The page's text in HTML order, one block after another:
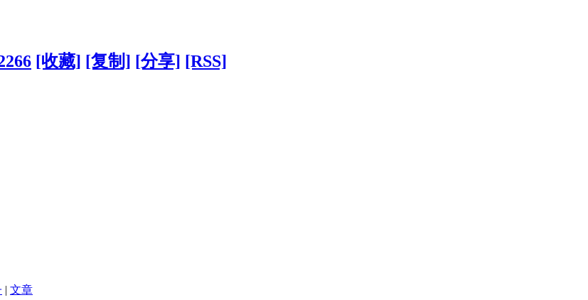
[收藏] [复制] [分享] [RSS]
| 文章